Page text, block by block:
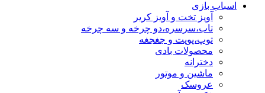
اسباب بازی
آویز تخت و آویز کریر
تاب،سرسره،دو چرخه و سه چرخه
توپ،پوپت و جغجغه
محصولات بادی
دخترانه
ماشین و موتور
عروسک